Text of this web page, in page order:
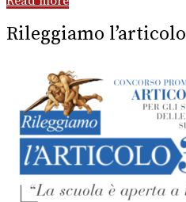
Rileggiamo